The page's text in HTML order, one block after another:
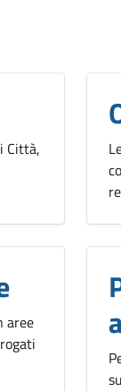
Città,
aree